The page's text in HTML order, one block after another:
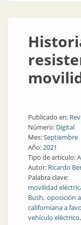
Publicado en:
Número: Digital
Mes:Septiembre
Año:2021
Tipo de artículo:
Autor: Ricardo
Palabra clave:
movilidad
Bush oposición
californiana a
vehículo eléctrico